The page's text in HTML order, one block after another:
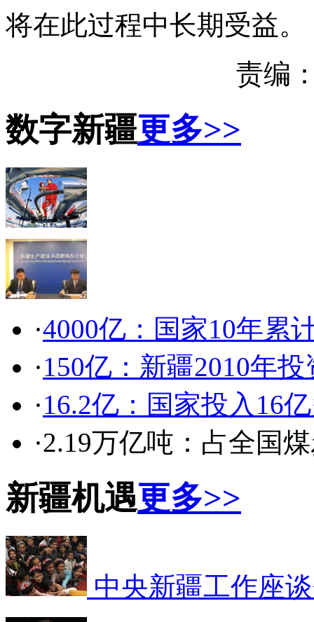
将在此过程中长期受益。
责编
数字新疆更多>>
·4000亿：国家10年累
·150亿：新疆2010年
·16.2亿：国家投入16
·2.19万亿吨：占全国
新疆机遇更多>>
中央新疆工作座